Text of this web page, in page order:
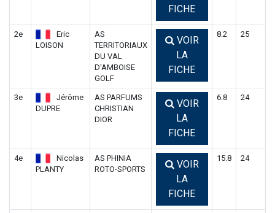
FICHE
2e
Eric
LOISON
AS
TERRITORIAUX
DU VAL
D'AMBOISE
GOLF
VOIR
LA
FICHE
8.2 25
3e
Jérôme
DUPRE
AS PARFUMS
CHRISTIAN
DIOR
VOIR
LA
FICHE
6.8 24
4e
Nicolas
PLANTY
AS PHINIA
ROTO-SPORTS
VOIR
LA
FICHE
15.8 24